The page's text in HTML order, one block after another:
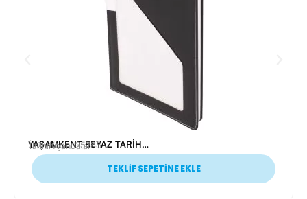
YAŞAMKENT BEYAZ TARİHLİ AJANDA (17X24 CM)
Ürün Kodu: 25788
Tarihli Ajandalar
TEKLİF SEPETİNE EKLE